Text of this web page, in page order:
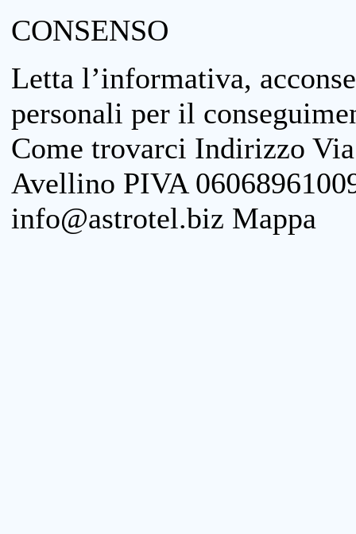
CONSENSO
Letta l’informativa,
personali per il
Come trovarci Indirizzo
Avellino PIVA
info@astrotel.biz Mappa